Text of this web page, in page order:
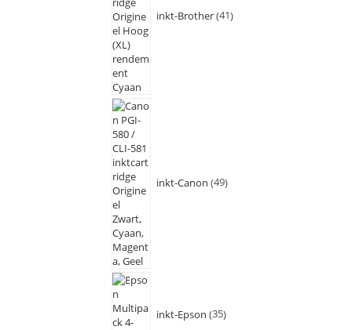
inkt-Brother 41
inkt-Canon 49
inkt-Epson 35